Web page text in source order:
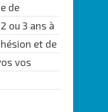
de
ou 3 ans à
et de
vos